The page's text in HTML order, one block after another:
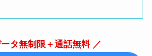
タ無制限＋通話無料 ／